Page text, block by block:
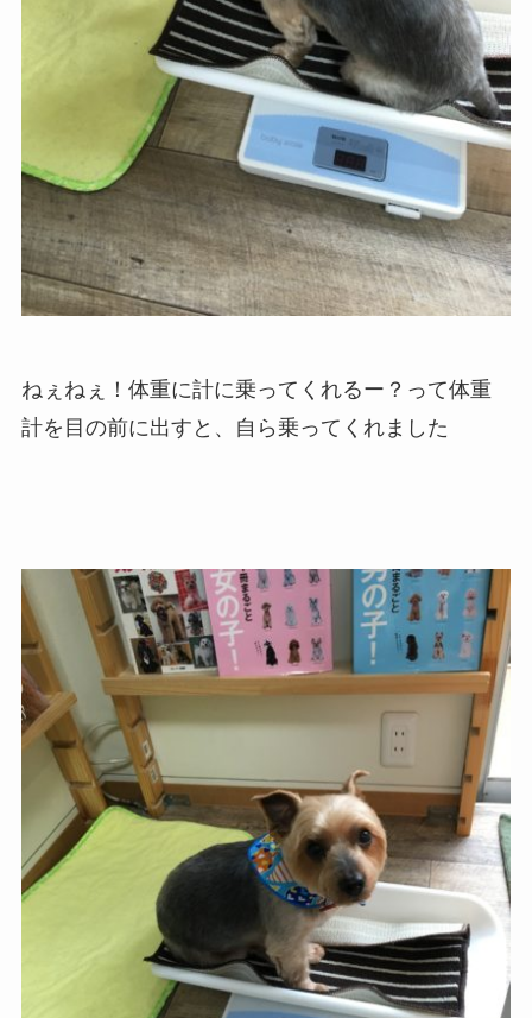
ねぇねぇ！体重に計に乗ってくれるー？って体重
計を目の前に出すと、自ら乗ってくれました